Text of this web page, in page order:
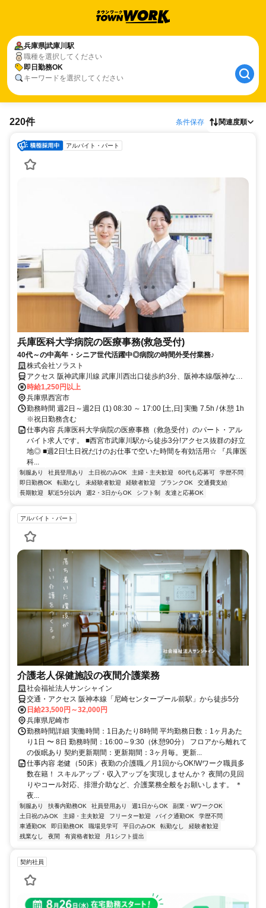
兵庫県武庫川駅
職種を選択してください
即日勤務OK
キーワードを選択してください
220件 条件保存 関連度順
アルバイト・パート
兵庫医科大学病院の医療事務(救急受付)
40代～の中高年・シニア世代活躍中◎病院の時間外受付業務♪
株式会社ソラスト
アクセス 阪神武庫川線 武庫川西出口徒歩約3分、阪神本線/阪神なん
ば線 武庫川西出口徒歩約3分 駐輪場あり
時給1,250円以上
兵庫県西宮市
勤務時間 週2日～週2日 (1) 08:30 ～ 17:00 [土,日] 実働 7.5h / 休憩 1h
※祝日勤務含む
仕事内容 兵庫医科大学病院の医療事務（救急受付）のパート・アル
バイト求人です。 ■西宮市武庫川駅から徒歩3分!アクセス抜群の好立
地◎ ■週2日!土日祝だけのお仕事で空いた時間を有効活用☆ 『兵庫医
科...
制服あり 社員登用あり 土日祝のみOK 主婦・主夫歓迎 60代も応募可
学歴不問
即日勤務OK
転勤なし 未経験者歓迎 経験者歓迎 ブランクOK
交通費支給
長期歓迎
駅近5分以内 週2・3日からOK シフト制 友達と応募OK
アルバイト・パート
介護老人保健施設の夜間介護業務
社会福祉法人サンシャイン
交通・アクセス 阪神本線「尼崎センタープール前駅」から徒歩5分
日給23,500円～32,000円
兵庫県尼崎市
勤務時間詳細 実働時間：1日あたり8時間 平均勤務日数：1ヶ月あた
り1日 〜 8日 勤務時間：16:00～9:30（休憩90分） フロアから離れて
の仮眠あり 契約更新期間：更新期間：3ヶ月毎。更新...
仕事内容 老健（50床）夜勤の介護職／月1回からOK!Wワーク職員多
数在籍！ スキルアップ・収入アップを実現しませんか？ 夜間の見回
りやコール対応、排泄介助など、介護業務全般をお願いします。 ＊
夜...
制服あり 扶養内勤務OK 社員登用あり 週1日からOK
副業・WワークOK
土日祝のみOK
主婦・主夫歓迎 フリーター歓迎 バイク通勤OK
学歴不問
車通勤OK
即日勤務OK 職場見学可 平日のみOK 転勤なし
経験者歓迎
残業なし
夜間 有資格者歓迎 月1シフト提出
契約社員